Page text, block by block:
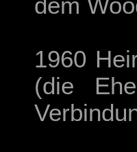
1960
(die